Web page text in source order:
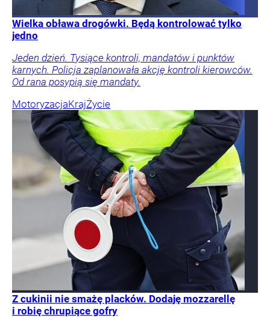
Wielka obława drogówki. Będą kontrolować tylko
jedno
Jeden dzień. Tysiące kontroli, mandatów i punktów
karnych. Policja zaplanowała akcję kontroli kierowców.
Od rana posypią się mandaty.
MotoryzacjaKrajŻycie
Z cukinii nie smażę placków. Dodaję mozzarellę
i robię chrupiące gofry